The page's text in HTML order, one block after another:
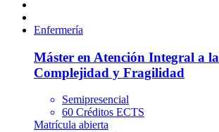
Enfermería
Máster en Atención Integral a
Complejidad y Fragilidad
Semipresencial
60 Créditos ECTS
Matrícula abierta